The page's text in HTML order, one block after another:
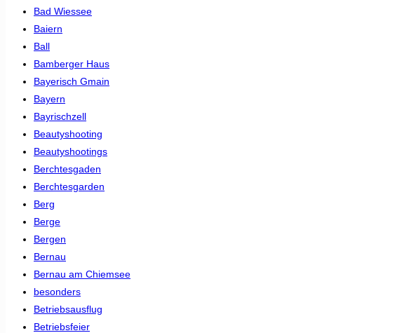
Bad Wiessee
Baiern
Ball
Bamberger Haus
Bayerisch Gmain
Bayern
Bayrischzell
Beautyshooting
Beautyshootings
Berchtesgaden
Berchtesgarden
Berg
Berge
Bergen
Bernau
Bernau am Chiemsee
besonders
Betriebsausflug
Betriebsfeier